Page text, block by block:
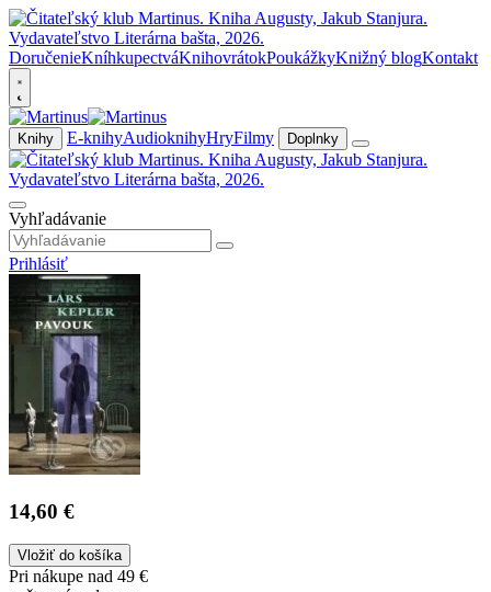
DoručenieKníhkupectváKnihovrátokPoukážkyKnižný blogKontakt
Knihy E-knihyAudioknihyHryFilmy Doplnky
Vyhľadávanie
Prihlásiť
14,60 €
Vložiť do košíka
Pri nákupe nad 49 €